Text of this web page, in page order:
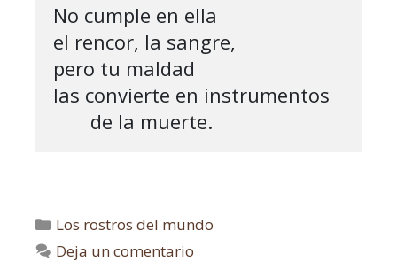
No cumple en ella
el rencor, la sangre,
pero tu maldad
las convierte en instrumentos
       de la muerte.
Los rostros del mundo
Deja un comentario